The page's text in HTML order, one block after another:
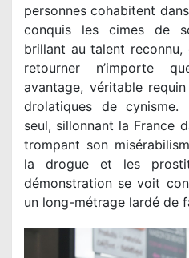
personnes cohabitent
conquis les cimes de
brillant au talent
retourner n’importe
avantage, véritable
drolatiques de cynisme.
seul, sillonnant la France
trompant son
la drogue et les
démonstration se voit
un long-métrage lardé de